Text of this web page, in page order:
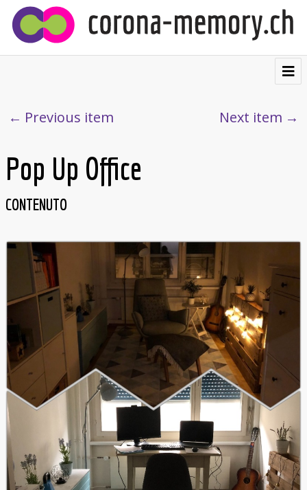
Visualizzazioni
Cartolina postale
Français
Deutsch
Previous item Next item
Pop Up Office
CONTENUTO